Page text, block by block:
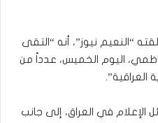
“النعيم نيوز”، أنه “التقى
اليوم الخميس، عدداً من
العراقية”.
الإعلام في العراق، إلى جانب